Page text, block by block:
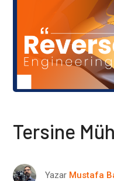
Tersine
Yazar Mustafa